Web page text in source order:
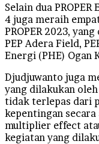
Selain dua
4 juga meraih
PROPER 2023,
PEP Adera Field,
Energi (PHE) Ogan
Djudjuwanto juga
yang dilakukan
tidak terlepas dari
kepentingan
multiplier effect
kegiatan yang